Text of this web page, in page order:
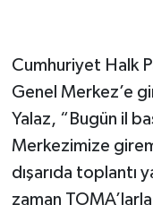
Cumhuriyet Halk
Genel Merkez’e
Yalaz, “Bugün il
Merkezimize
dışarıda toplantı
zaman